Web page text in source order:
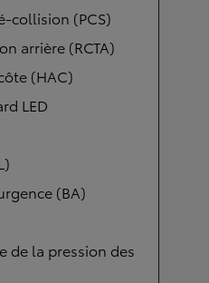
collision (PCS)
arrière (RCTA)
(HAC)
LED
(BA)
de la pression des